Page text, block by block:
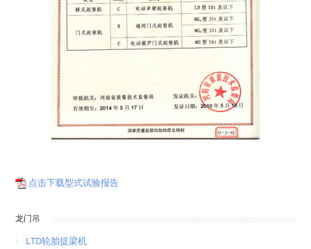
点击下载型式试验报告
龙门吊
LTD轮胎提梁机